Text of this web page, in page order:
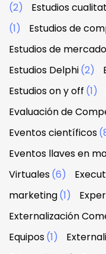
(2)
Estudios
(1)
Estudios de
Estudios de mercado
Estudios Delphi(2)
Estudios on y off (1)
Evaluación de
Eventos científicos
Eventos llaves en
Virtuales(6)
marketing(1)
Externalización
Equipos(1)